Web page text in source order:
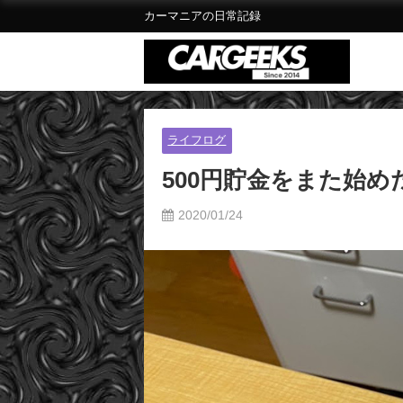
カーマニアの日常記録
ライフログ
500円貯金をまた始め
2020/01/24